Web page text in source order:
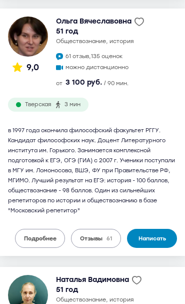
9,0
Ольга Вячеславовна
51 год
обществознание, история
61 отзыв,135 оценок
можно дистанционно
от 3 100 руб. / 90 мин.
Тверская 3 мин
в 1997 года окончила философский факультет РГГУ.
Кандидат философских наук. Доцент Литературного
института им. Горького. Занимается комплексной
подготовкой к ЕГЭ, ОГЭ (ГИА) с 2007 г. Ученики поступали
в МГУ им. Ломоносова, ВШЭ, ФУ при Правительстве РФ,
МГИМО. Лучший результат на ЕГЭ: история - 100 баллов,
обществознание - 98 баллов. Один из сильнейших
репетиторов по истории и обществознанию в базе
"Московский репетитор"
Подробнее Отзывы 61 Написать
Наталья Вадимовна
51 год
обществознание, история